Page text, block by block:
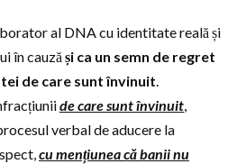
al DNA cu identitate reală și
în cauză și ca un semn de regret
de care sunt învinuit.
de care sunt învinuit,
verbal de aducere la
cu mențiunea că banii nu